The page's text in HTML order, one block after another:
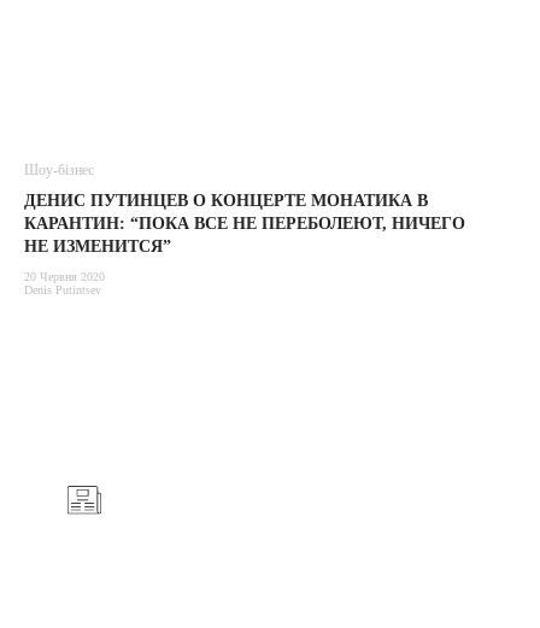
Шоу-бізнес
ДЕНИС ПУТИНЦЕВ О КОНЦЕРТЕ МОНАТИКА В
КАРАНТИН: “ПОКА ВСЕ НЕ ПЕРЕБОЛЕЮТ, НИЧЕГО
НЕ ИЗМЕНИТСЯ”
20 Червня 2020
Denis Putintsev